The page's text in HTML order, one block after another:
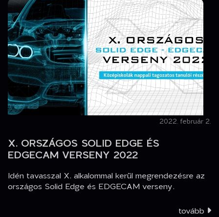
2022. február 2.
X. ORSZÁGOS SOLID EDGE ÉS
EDGECAM VERSENY 2022
Idén tavasszal X. alkalommal kerül megrendezésre az
országos Solid Edge és EDGECAM verseny.
tovább